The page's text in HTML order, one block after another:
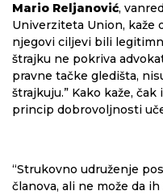
Mario Reljanović,
Univerziteta Union, kaže
njegovi ciljevi bili
štrajku ne pokriva
pravne tačke gledišta,
štrajkuju.” Kako kaže,
princip dobrovoljnosti
“Strukovno udruženje
članova, ali ne može da